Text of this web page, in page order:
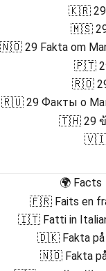
🇰🇷 29
🇲🇸 29
🇳🇴 29 Fakta om
🇵🇹
🇷🇴 29
🇷🇺 29 Факты о
🇹🇭 29 ข้
🇻🇮
🌍 Facts
🇫🇷 Faits en
🇮🇹 Fatti in
🇩🇰 Fakta på
🇳🇴 Fakta